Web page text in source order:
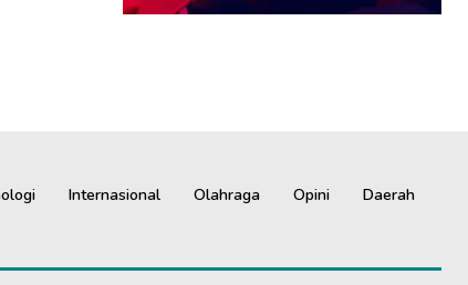
Internasional Olahraga Opini Daerah